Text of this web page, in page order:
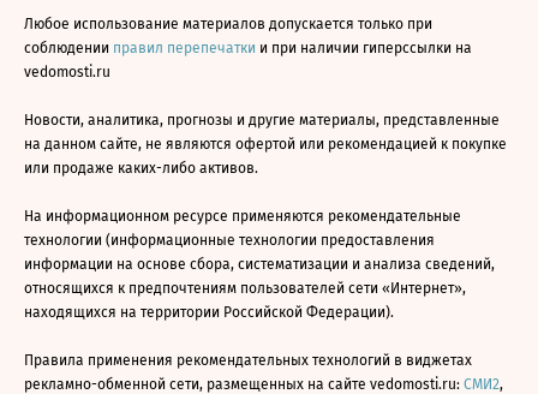
Любое использование материалов допускается только при
соблюдении правил перепечатки и при наличии гиперссылки на
vedomosti.ru
Новости, аналитика, прогнозы и другие материалы, представленные
на данном сайте, не являются офертой или рекомендацией к покупке
или продаже каких-либо активов.
На информационном ресурсе применяются рекомендательные
технологии (информационные технологии предоставления
информации на основе сбора, систематизации и анализа сведений,
относящихся к предпочтениям пользователей сети «Интернет»,
находящихся на территории Российской Федерации).
Правила применения рекомендательных технологий в виджетах
рекламно-обменной сети, размещенных на сайте vedomosti.ru: СМИ2,